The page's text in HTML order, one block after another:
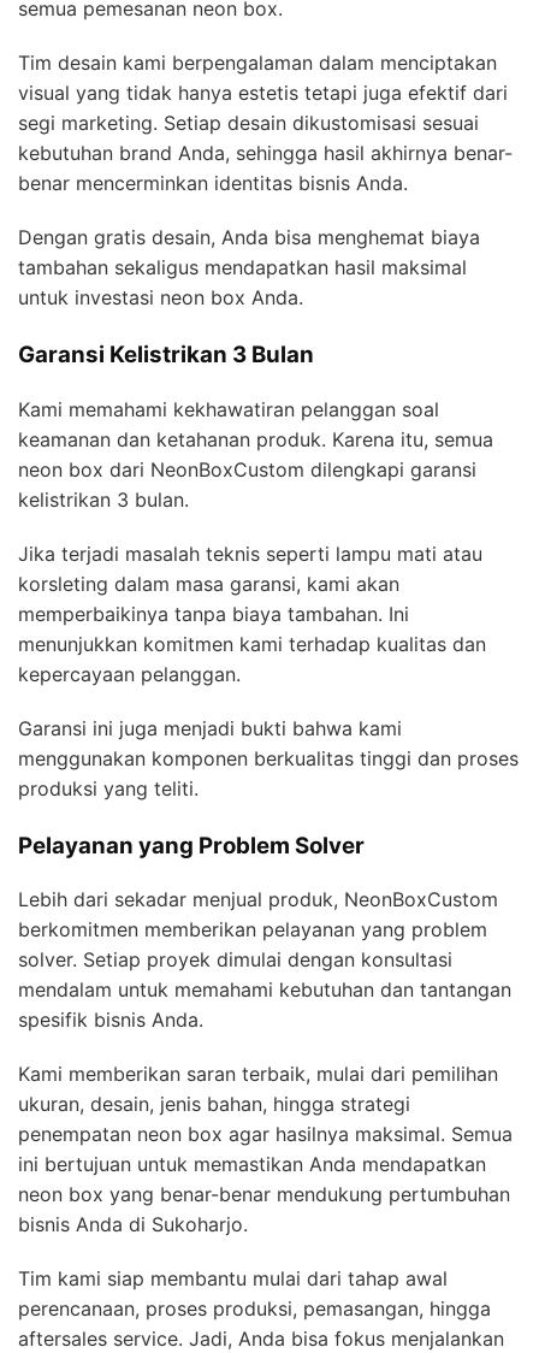
semua pemesanan neon box.
Tim desain kami berpengalaman dalam menciptakan
visual yang tidak hanya estetis tetapi juga efektif dari
segi marketing. Setiap desain dikustomisasi sesuai
kebutuhan brand Anda, sehingga hasil akhirnya benar-
benar mencerminkan identitas bisnis Anda.
Dengan gratis desain, Anda bisa menghemat biaya
tambahan sekaligus mendapatkan hasil maksimal
untuk investasi neon box Anda.
Garansi Kelistrikan 3 Bulan
Kami memahami kekhawatiran pelanggan soal
keamanan dan ketahanan produk. Karena itu, semua
neon box dari NeonBoxCustom dilengkapi garansi
kelistrikan 3 bulan.
Jika terjadi masalah teknis seperti lampu mati atau
korsleting dalam masa garansi, kami akan
memperbaikinya tanpa biaya tambahan. Ini
menunjukkan komitmen kami terhadap kualitas dan
kepercayaan pelanggan.
Garansi ini juga menjadi bukti bahwa kami
menggunakan komponen berkualitas tinggi dan proses
produksi yang teliti.
Pelayanan yang Problem Solver
Lebih dari sekadar menjual produk, NeonBoxCustom
berkomitmen memberikan pelayanan yang problem
solver. Setiap proyek dimulai dengan konsultasi
mendalam untuk memahami kebutuhan dan tantangan
spesifik bisnis Anda.
Kami memberikan saran terbaik, mulai dari pemilihan
ukuran, desain, jenis bahan, hingga strategi
penempatan neon box agar hasilnya maksimal. Semua
ini bertujuan untuk memastikan Anda mendapatkan
neon box yang benar-benar mendukung pertumbuhan
bisnis Anda di Sukoharjo.
Tim kami siap membantu mulai dari tahap awal
perencanaan, proses produksi, pemasangan, hingga
aftersales service. Jadi, Anda bisa fokus menjalankan